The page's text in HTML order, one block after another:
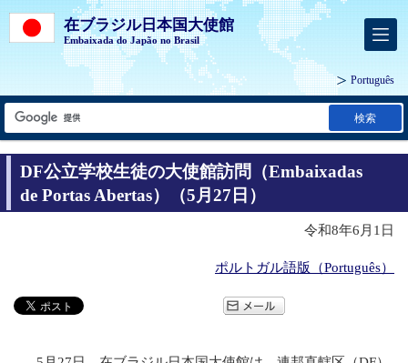
在ブラジル日本国大使館
Embaixada do Japão no Brasil
Português
検索
DF公立学校生徒の大使館訪問（Embaixadas
de Portas Abertas）（5月27日）
令和8年6月1日
ポルトガル語版（Português）